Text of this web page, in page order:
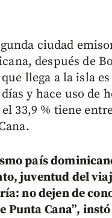
ciudad
después de
llega a la isla
y hace uso de
33,9 % tiene
país
juventud del
no dejen de
Punta Cana”,